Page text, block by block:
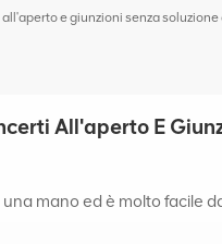
e giunzioni senza
All'aperto E
mano ed è molto facile